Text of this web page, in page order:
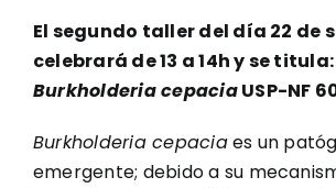
El segundo taller del día 22 de
celebrará de 13 a 14h y se titula:
Burkholderia cepaciaUSP-NF
Burkholderia cepaciaes un
emergente; debido a su